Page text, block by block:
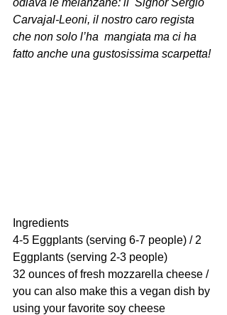
odiava le melanzane: il  Signor Sergio
Carvajal-Leoni, il nostro caro regista
che non solo l’ha  mangiata ma ci ha
fatto anche una gustosissima scarpetta!
Ingredients
4-5 Eggplants (serving 6-7 people) / 2
Eggplants (serving 2-3 people)
32 ounces of fresh mozzarella cheese /
you can also make this a vegan dish by
using your favorite soy cheese